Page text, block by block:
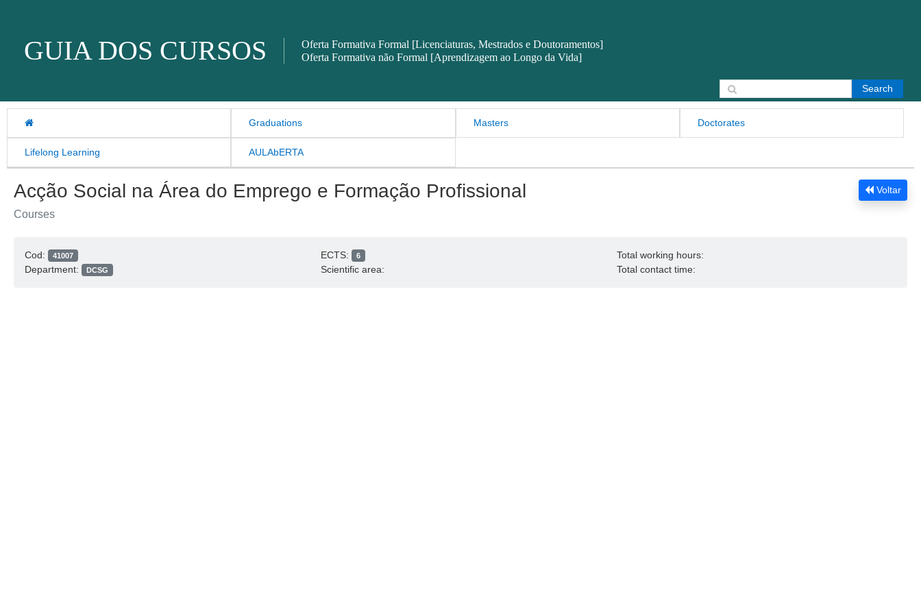
GUIA DOS CURSOS
Oferta Formativa Formal [Licenciaturas, Mestrados e Doutoramentos]
Oferta Formativa não Formal [Aprendizagem ao Longo da Vida]
Graduations Masters Doctorates
Lifelong Learning AULAbERTA
Search for:
Voltar
Acção Social na Área do Emprego e Formação Profissional
Courses
Cod: 41007
Department: DCSG
ECTS: 6
Scientific area:
Total working hours:
Total contact time: